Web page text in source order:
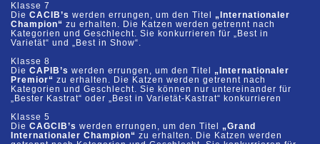
Klasse 7
Die CACIB’s werden errungen, um den Titel „Internationaler
Champion“ zu erhalten. Die Katzen werden getrennt nach
Kategorien und Geschlecht. Sie konkurrieren für „Best in
Varietät“ und „Best in Show“.
Klasse 8
Die CAPIB’s werden errungen, um den Titel „Internationaler
Premior“ zu erhalten. Die Katzen werden getrennt nach
Kategorien und Geschlecht. Sie können nur untereinander für
„Bester Kastrat“ oder „Best in Varietät-Kastrat“ konkurrieren
Klasse 5
Die CAGCIB’s werden errungen, um den Titel „Grand
Internationaler Champion“ zu erhalten. Die Katzen werden